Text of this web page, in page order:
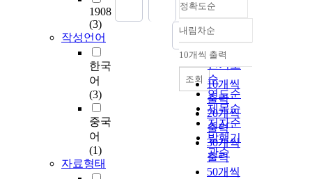
1908
(3)
작성언어
한국
어
(3)
중국
어
(1)
자료형태
정확도순
정확도
순
인기도
순
연도순
제목순
저자순
발행기
관순
내림차순
내림차순
10개씩 출력
10개씩
출력
20개씩
출력
30개씩
출력
50개씩
조회